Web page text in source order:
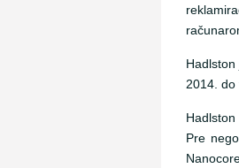
2014. do
Pre